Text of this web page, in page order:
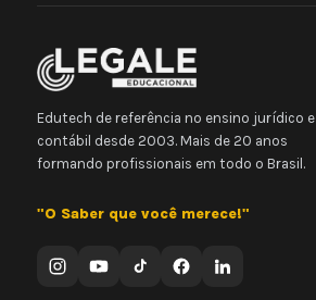
Edutech de referência no ensino jurídico e
contábil desde 2003. Mais de 20 anos
formando profissionais em todo o Brasil.
"O Saber que você merece!"